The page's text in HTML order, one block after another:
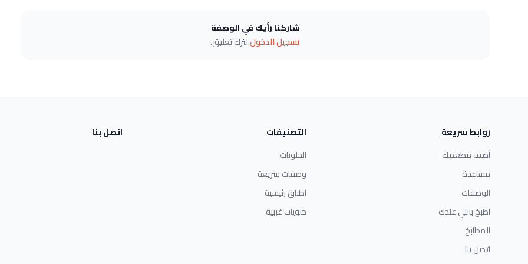
شاركنا رأيك في الوصفة
تسجيل الدخوللترك تعليق.
روابط سريعة
أضف مطعمك
مساعدة
الوصفات
اطبخ باللي عندك
المطابخ
اتصل بنا
التصنيفات
الحلويات
وصفات سريعة
اطباق رئيسية
حلويات غربية
اتصل بنا